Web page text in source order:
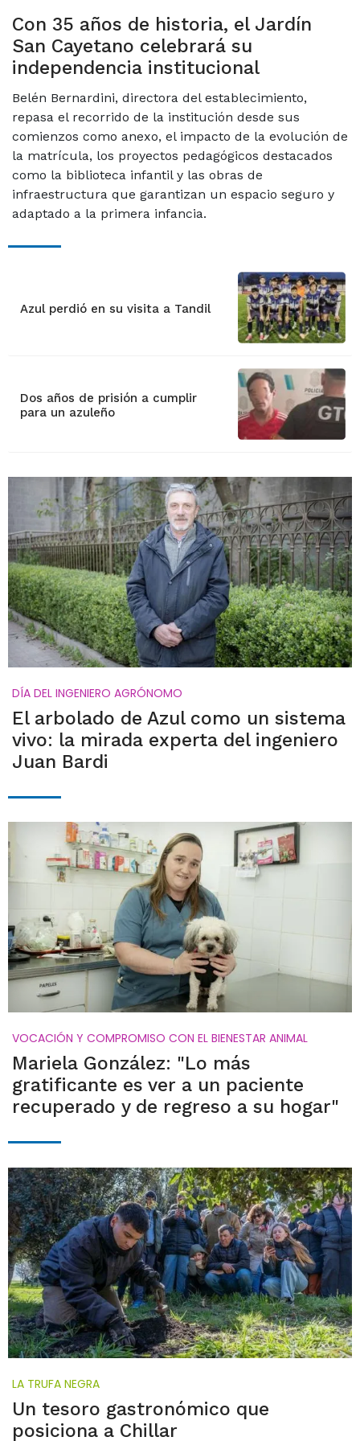
Con 35 años de historia, el Jardín
San Cayetano celebrará su
independencia institucional
Belén Bernardini, directora del establecimiento,
repasa el recorrido de la institución desde sus
comienzos como anexo, el impacto de la evolución de
la matrícula, los proyectos pedagógicos destacados
como la biblioteca infantil y las obras de
infraestructura que garantizan un espacio seguro y
adaptado a la primera infancia.
Azul perdió en su visita a Tandil
Dos años de prisión a cumplir
para un azuleño
DÍA DEL INGENIERO AGRÓNOMO
El arbolado de Azul como un sistema
vivo: la mirada experta del ingeniero
Juan Bardi
VOCACIÓN Y COMPROMISO CON EL BIENESTAR ANIMAL
Mariela González: "Lo más
gratificante es ver a un paciente
recuperado y de regreso a su hogar"
LA TRUFA NEGRA
Un tesoro gastronómico que
posiciona a Chillar